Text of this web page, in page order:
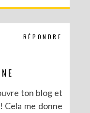
RÉPONDRE
ton blog et
Cela me donne